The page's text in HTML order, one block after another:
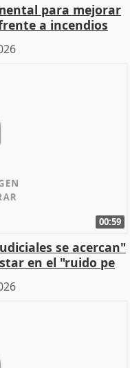
para mejorar
a incendios
00:59
se acercan"
en el "ruido pe